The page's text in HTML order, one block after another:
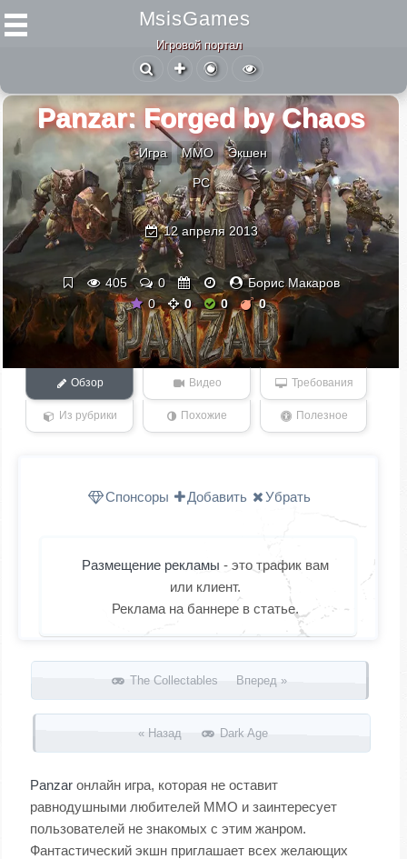
MsisGames
Игровой портал
Panzar: Forged by Chaos
-Игра ММО Экшен
PC
12 апреля 2013
405 0
Борис Макаров
0
0 0 0
Обзор Видео Требования
Из рубрики Похожие Полезное
Спонсоры Добавить Убрать
Размещение рекламы - это трафик вам
или клиент.
Реклама на баннере в статье.
Запись навигация
The Collectables Вперед »
« Назад Dark Age
Panzar онлайн игра, которая не оставит
равнодушными любителей MMO и заинтересует
пользователей не знакомых с этим жанром.
Фантастический экшн приглашает всех желающих